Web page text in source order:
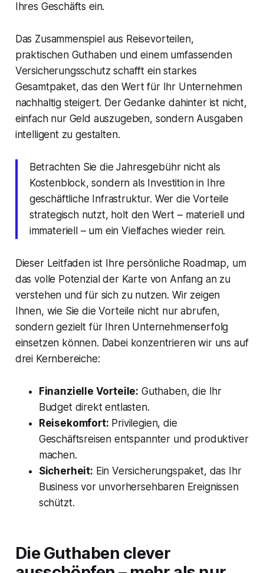
Ihres Geschäfts ein.
Das Zusammenspiel aus Reisevorteilen,
praktischen Guthaben und einem umfassenden
Versicherungsschutz schafft ein starkes
Gesamtpaket, das den Wert für Ihr Unternehmen
nachhaltig steigert. Der Gedanke dahinter ist nicht,
einfach nur Geld auszugeben, sondern Ausgaben
intelligent zu gestalten.
Betrachten Sie die Jahresgebühr nicht als
Kostenblock, sondern als Investition in Ihre
geschäftliche Infrastruktur. Wer die Vorteile
strategisch nutzt, holt den Wert – materiell und
immateriell – um ein Vielfaches wieder rein.
Dieser Leitfaden ist Ihre persönliche Roadmap, um
das volle Potenzial der Karte von Anfang an zu
verstehen und für sich zu nutzen. Wir zeigen
Ihnen, wie Sie die Vorteile nicht nur abrufen,
sondern gezielt für Ihren Unternehmenserfolg
einsetzen können. Dabei konzentrieren wir uns auf
drei Kernbereiche:
Finanzielle Vorteile: Guthaben, die Ihr
Budget direkt entlasten.
Reisekomfort: Privilegien, die
Geschäftsreisen entspannter und produktiver
machen.
Sicherheit: Ein Versicherungspaket, das Ihr
Business vor unvorhersehbaren Ereignissen
schützt.
Die Guthaben clever